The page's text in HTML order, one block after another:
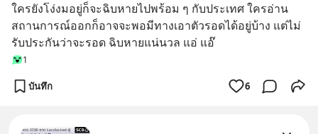
ใครยังโง่งมอยู่ก็จะฉิบหายไปพร้อม ๆ กับประเทศ ใครอ่าน
สถานการณ์ออกก็อาจจะพอมีทางเอาตัวรอดได้อยู่บ้าง แต่ไม่
รับประกันว่าจะรอด ฉิบหายแน่นวล แอ่ แอ๊
1
บันทึก 6